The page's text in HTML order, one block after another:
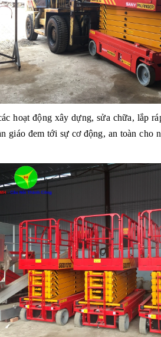
hoạt động xây dựng, sửa chữa, lắp
giáo đem tới sự cơ động, an toàn cho